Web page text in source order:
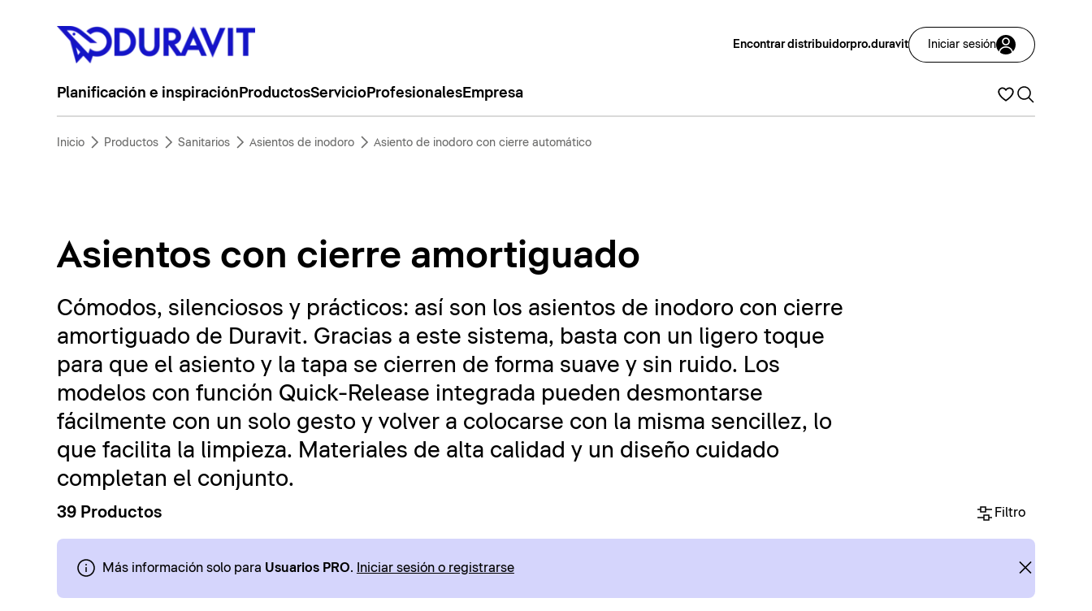
Encontrar distribuidorpro.duravit Iniciar sesión
Planificación e inspiración ProductosServicioProfesionalesEmpresa
Inicio Productos Sanitarios Asientos de inodoro Asiento de inodoro con cierre automático
Asientos con cierre amortiguado
Cómodos, silenciosos y prácticos: así son los asientos de inodoro con cierre
amortiguado de Duravit. Gracias a este sistema, basta con un ligero toque
para que el asiento y la tapa se cierren de forma suave y sin ruido. Los
modelos con función Quick-Release integrada pueden desmontarse
fácilmente con un solo gesto y volver a colocarse con la misma sencillez, lo
que facilita la limpieza. Materiales de alta calidad y un diseño cuidado
completan el conjunto.
39 Productos Filtro
Más información solo para Usuarios PRO. Iniciar sesión o registrarse